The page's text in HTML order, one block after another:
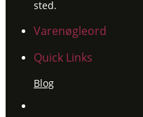
sted.
Varenøgleord
Quick Links
Blog